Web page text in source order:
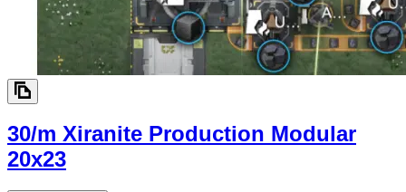
30/m Xiranite Production Modular
20x23